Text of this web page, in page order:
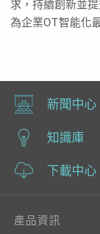
求，持續創新並
為企業OT智能化
新聞中心
知識庫
下載中心
產品資訊